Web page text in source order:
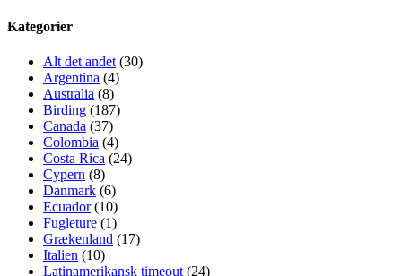
Kategorier
Alt det andet (30)
Argentina (4)
Australia (8)
Birding (187)
Canada (37)
Colombia (4)
Costa Rica (24)
Cypern (8)
Danmark (6)
Ecuador(10)
Fugleture (1)
Grækenland (17)
Italien (10)
Latinamerikansk timeout (24)